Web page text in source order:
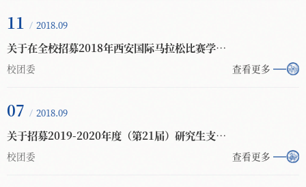
11 2018.09
关于在全校招募2018年西安国际马拉松比赛学生志愿者的通知
校团委 查看更多
07 2018.09
关于招募2019-2020年度（第21届）研究生支教团成员的通知
校团委 查看更多